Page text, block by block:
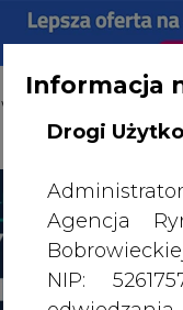
WYDAWCA PORTALU:
Informacja
Drogi
Agencja
NIP: